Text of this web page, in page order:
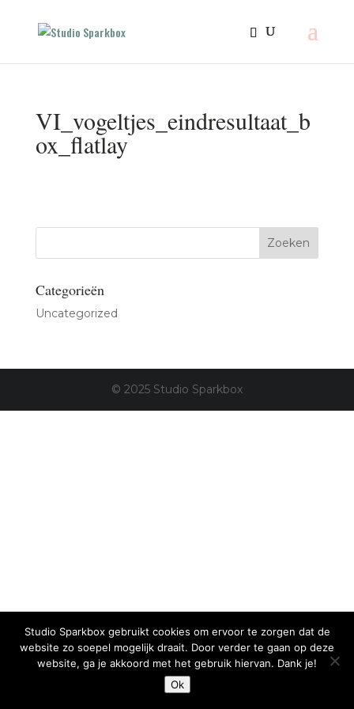
VI_vogeltjes_eindresultaat_b
ox_flatlay
Categorieën
Uncategorized
© 2025 Studio Sparkbox
Studio Sparkbox gebruikt cookies om ervoor te zorgen dat de
website zo soepel mogelijk draait. Door verder te gaan op deze
website, ga je akkoord met het gebruik hiervan. Dank je!
Ok